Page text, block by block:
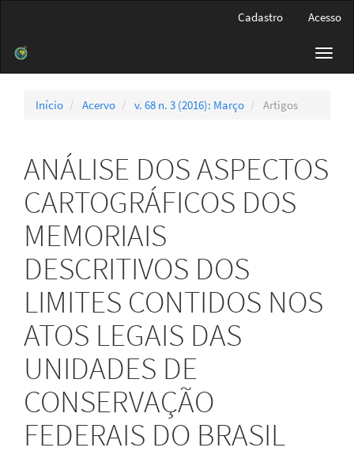
Barra
Cadastro Acesso
Início Acervo v. 68 n. 3 (2016): Março Artigos
ANÁLISE DOS ASPECTOS
CARTOGRÁFICOS DOS
MEMORIAIS
DESCRITIVOS DOS
LIMITES CONTIDOS NOS
ATOS LEGAIS DAS
UNIDADES DE
CONSERVAÇÃO
FEDERAIS DO BRASIL